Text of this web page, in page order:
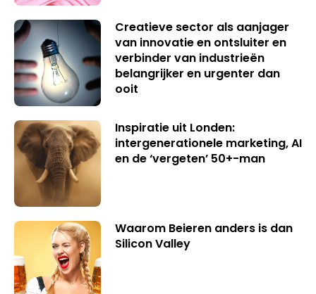
Creatieve sector als aanjager
van innovatie en ontsluiter en
verbinder van industrieën
belangrijker en urgenter dan
ooit
Inspiratie uit Londen:
intergenerationele marketing, AI
en de ‘vergeten’ 50+-man
Waarom Beieren anders is dan
Silicon Valley